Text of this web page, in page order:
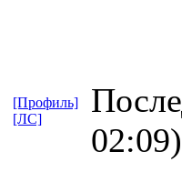
[Профиль]
[ЛС]